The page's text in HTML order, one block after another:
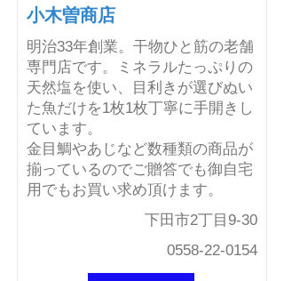
小木曽商店
明治33年創業。干物ひと筋の老舗
専門店です。ミネラルたっぷりの
天然塩を使い、目利きが選びぬい
た魚だけを1枚1枚丁寧に手開きし
ています。
金目鯛やあじなど数種類の商品が
揃っているのでご贈答でも御自宅
用でもお買い求め頂けます。
下田市2丁目9-30
0558-22-0154